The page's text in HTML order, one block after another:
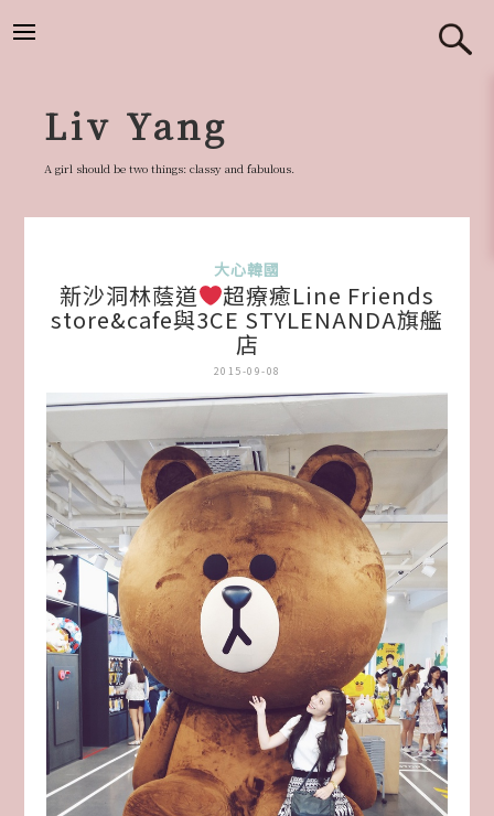
Liv Yang
A girl should be two things: classy and fabulous.
大心韓國
新沙洞林蔭道 超療癒Line Friends
store&cafe與3CE STYLENANDA旗艦
店
2015-09-08